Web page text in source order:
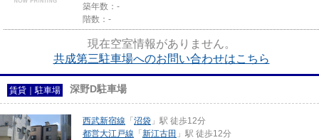
築年数：-
階数：-
現在空室情報がありません。
共成第三駐車場へのお問い合わせはこちら
賃貸｜駐車場 深野D駐車場
西武新宿線 「 沼袋 」駅 徒歩12分
都営大江戸線 「 新江古田 」駅 徒歩12分